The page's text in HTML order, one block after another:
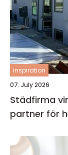
inspiration
07. July 2026
Städfirma vimmerby
partner för